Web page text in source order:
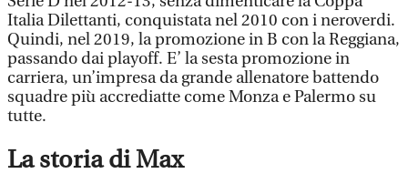
Italia Dilettanti, conquistata nel 2010 con i neroverdi.
Quindi, nel 2019, la promozione in B con la Reggiana,
passando dai playoff. E’ la sesta promozione in
carriera, un’impresa da grande allenatore battendo
squadre più accrediatte come Monza e Palermo su
tutte.
La storia di Max